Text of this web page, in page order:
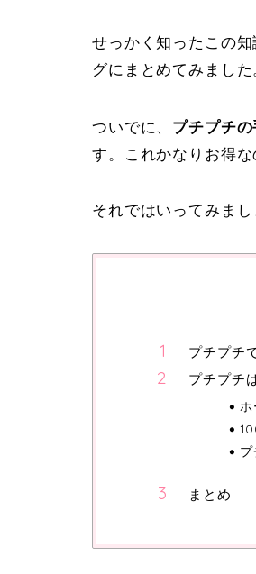
せっかく知ったこの
グにまとめてみました
ついでに、 プチプチ
す。これかなりお得な
それではいってみまし
プチプチ
プチプチ
まとめ